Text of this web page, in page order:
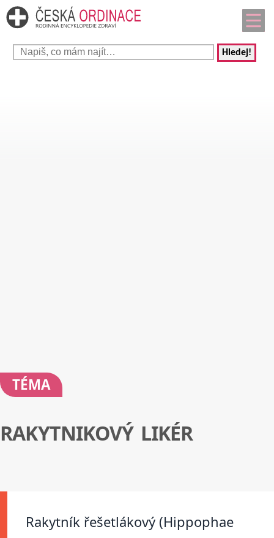
Hledej!
TÉMA
RAKYTNIKOVÝ LIKÉR
Rakytník řešetlákový (Hippophae